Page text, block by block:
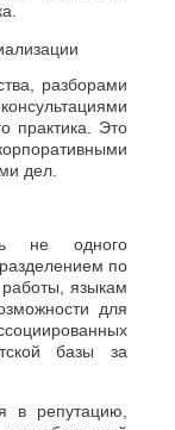
разборами
практика. Это
дел.
не одного
по
языкам
для
базы за
в репутацию,